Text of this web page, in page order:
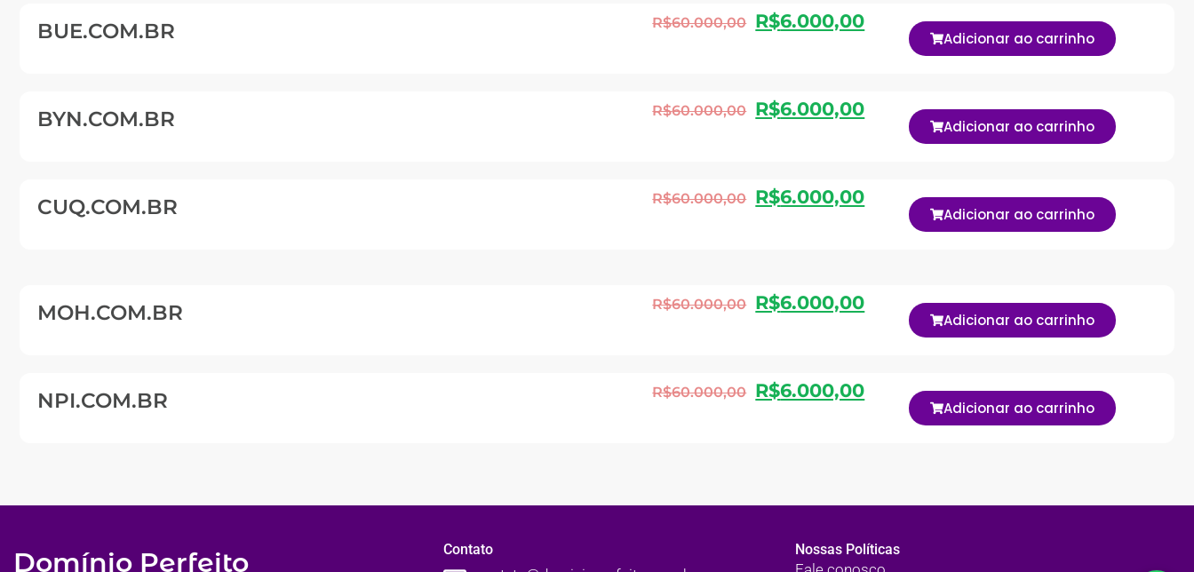
BUE.COM.BR R$60.000,00 R$6.000,00
Adicionar ao carrinho
BYN.COM.BR R$60.000,00 R$6.000,00
Adicionar ao carrinho
CUQ.COM.BR R$60.000,00 R$6.000,00
Adicionar ao carrinho
MOH.COM.BR R$60.000,00 R$6.000,00
Adicionar ao carrinho
NPI.COM.BR R$60.000,00 R$6.000,00
Adicionar ao carrinho
Domínio Perfeito Contato Nossas Políticas